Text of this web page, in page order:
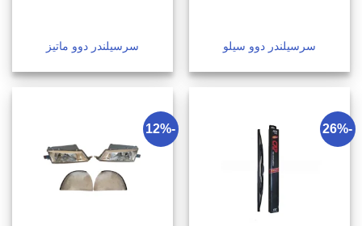
سرسیلندر دوو سیلو سرسیلندر دوو ماتیز
-26%
-12%